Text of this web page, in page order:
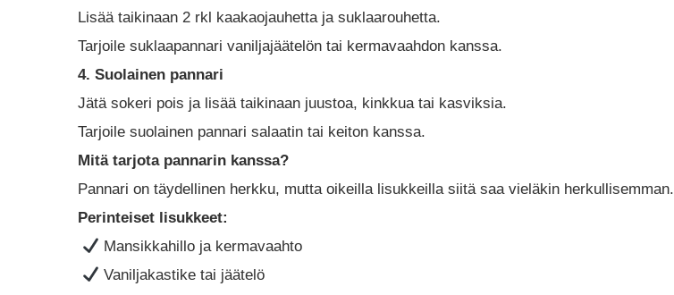
Lisää taikinaan 2 rkl kaakaojauhetta ja suklaarouhetta.
Tarjoile suklaapannari vaniljajäätelön tai kermavaahdon kanssa.
4. Suolainen pannari
Jätä sokeri pois ja lisää taikinaan juustoa, kinkkua tai kasviksia.
Tarjoile suolainen pannari salaatin tai keiton kanssa.
Mitä tarjota pannarin kanssa?
Pannari on täydellinen herkku, mutta oikeilla lisukkeilla siitä saa vieläkin herkullisemman.
Perinteiset lisukkeet:
Mansikkahillo ja kermavaahto
Vaniljakastike tai jäätelö